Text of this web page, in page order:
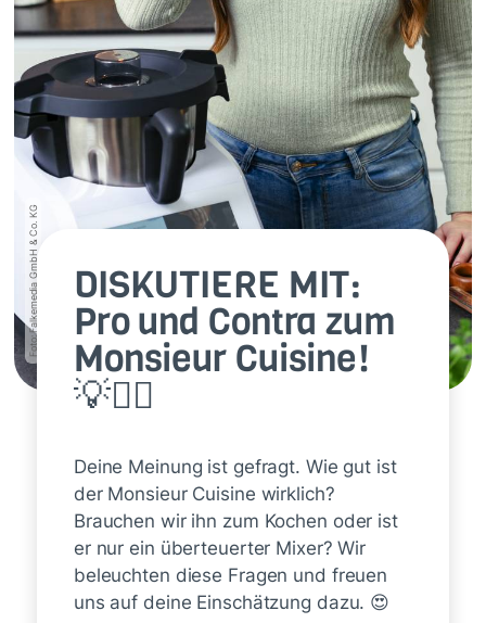
Foto: Falkemedia GmbH & Co. KG DISKUTIERE MIT:
Pro und Contra zum
Monsieur Cuisine!
💡🙋‍♀️
Deine Meinung ist gefragt. Wie gut ist
der Monsieur Cuisine wirklich?
Brauchen wir ihn zum Kochen oder ist
er nur ein überteuerter Mixer? Wir
beleuchten diese Fragen und freuen
uns auf deine Einschätzung dazu. 😍